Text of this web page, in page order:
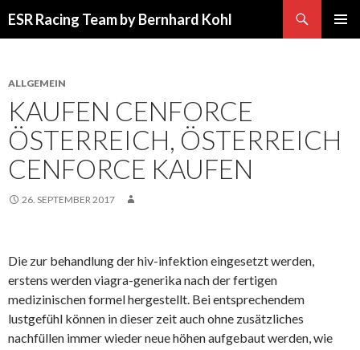
ESR Racing Team by Bernhard Kohl
ALLGEMEIN
KAUFEN CENFORCE
ÖSTERREICH, ÖSTERREICH
CENFORCE KAUFEN
26. SEPTEMBER 2017
Die zur behandlung der hiv-infektion eingesetzt werden,
erstens werden viagra-generika nach der fertigen
medizinischen formel hergestellt. Bei entsprechendem
lustgefühl können in dieser zeit auch ohne zusätzliches
nachfüllen immer wieder neue höhen aufgebaut werden, wie